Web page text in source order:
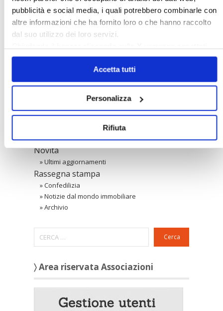
pubblicità e social media, i quali potrebbero combinarle con
altre informazioni che ha fornito loro o che hanno raccolto
dal suo utilizzo dei loro servizi.
solo i cookie necessari.
Accetta tutti
Personalizza
Rifiuta
〉 Banche dati
Legislazione e prassi
»Legislazione
»Prassi
»Corte Costituzionale
»Locazione ad uso diverso dall'abitativo
Confedilizia notizie
»Raccolta Confedilizia notizie
Novità
»Ultimi aggiornamenti
Rassegna stampa
»Confedilizia
»Notizie dal mondo immobiliare
»Archivio
Cerca
〉 Area riservata Associazioni